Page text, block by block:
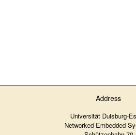
Address
Universität Duisburg-
Networked Embedded